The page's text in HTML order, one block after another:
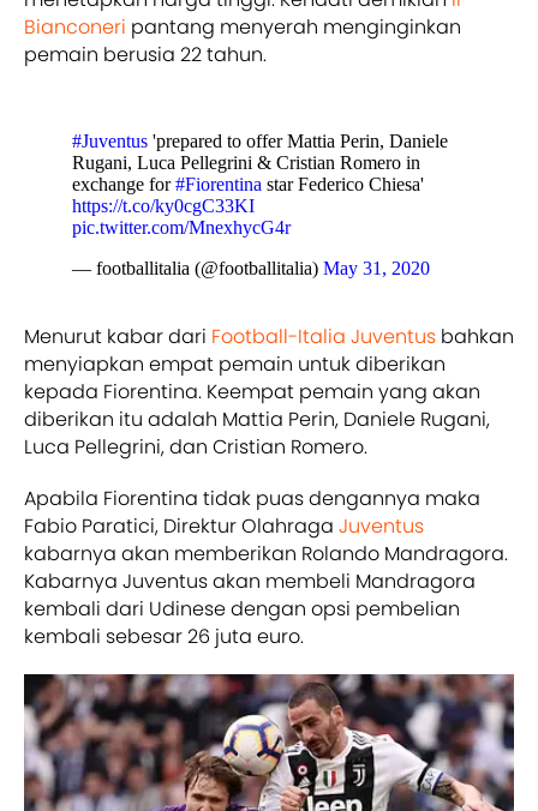
Bianconeri pantang menyerah menginginkan
pemain berusia 22 tahun.
#Juventus 'prepared to offer Mattia Perin, Daniele
Rugani, Luca Pellegrini & Cristian Romero in
exchange for#Fiorentina star Federico Chiesa'
https://t.co/ky0cgC33KI
pic.twitter.com/MnexhycG4r
— footballitalia (@footballitalia) May 31, 2020
Menurut kabar dari Football-Italia Juventus bahkan
menyiapkan empat pemain untuk diberikan
kepada Fiorentina. Keempat pemain yang akan
diberikan itu adalah Mattia Perin, Daniele Rugani,
Luca Pellegrini, dan Cristian Romero.
Apabila Fiorentina tidak puas dengannya maka
Fabio Paratici, Direktur Olahraga Juventus
kabarnya akan memberikan Rolando Mandragora.
Kabarnya Juventus akan membeli Mandragora
kembali dari Udinese dengan opsi pembelian
kembali sebesar 26 juta euro.